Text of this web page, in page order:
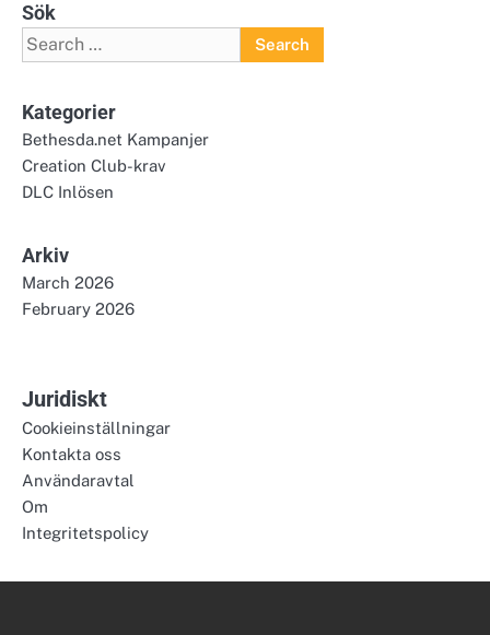
Sök
Search
for:
Kategorier
Bethesda.net Kampanjer
Creation Club-krav
DLC Inlösen
Arkiv
March 2026
February 2026
Juridiskt
Cookieinställningar
Kontakta oss
Användaravtal
Om
Integritetspolicy